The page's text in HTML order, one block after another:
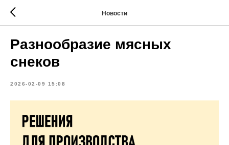
Новости
Разнообразие мясных
снеков
2026-02-09 15:08